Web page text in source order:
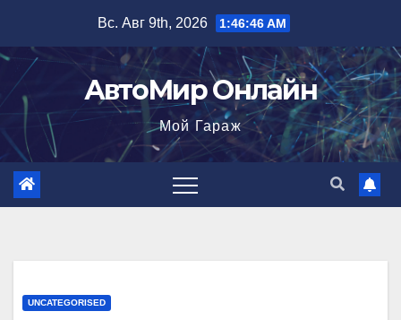
содержимому
Вс. Авг 9th, 2026 1:46:47 AM
АвтоМир Онлайн
Мой Гараж
UNCATEGORISED